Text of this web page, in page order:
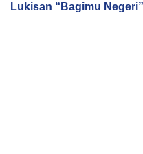
Lukisan “Bagimu Negeri”